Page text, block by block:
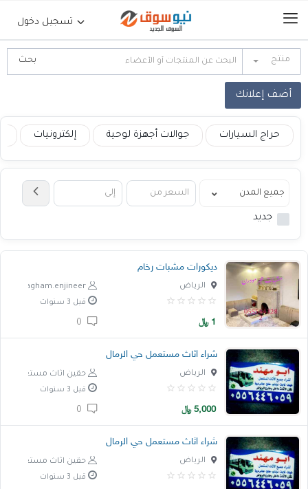
تسجيل دخول
الرئيسية
حراج السيارات
جوالات أجهزة لوحية
إلكترونيات
عقارات
أثاث وديكورات
خدمات
المدونة
إتصل بنا
اتفاقية الاستخدام
الشروط & السياسات
تسجيل دخول
منتج
أضف إعلانك
حراج السيارات جوالات أجهزة لوحية إلكترونيات
جديد
ديكورات مشبات رخام
nagham.enjineer الرياض
قبل 3 سنوات
1 ﷼
شراء اثاث مستعمل حي الرمال
حقين اثاث مستعمل الرياض
قبل 3 سنوات
5,000 ﷼
شراء اثاث مستعمل حي الرمال
حقين اثاث مستعمل الرياض
قبل 3 سنوات